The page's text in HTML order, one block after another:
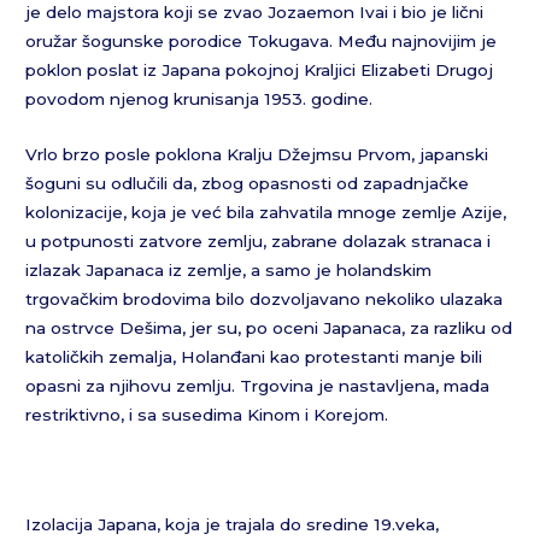
je delo majstora koji se zvao Jozaemon Ivai i bio je lični
oružar šogunske porodice Tokugava. Među najnovijim je
poklon poslat iz Japana pokojnoj Kraljici Elizabeti Drugoj
povodom njenog krunisanja 1953. godine.
Vrlo brzo posle poklona Kralju Džejmsu Prvom, japanski
šoguni su odlučili da, zbog opasnosti od zapadnjačke
kolonizacije, koja je već bila zahvatila mnoge zemlje Azije,
u potpunosti zatvore zemlju, zabrane dolazak stranaca i
izlazak Japanaca iz zemlje, a samo je holandskim
trgovačkim brodovima bilo dozvoljavano nekoliko ulazaka
na ostrvce Dešima, jer su, po oceni Japanaca, za razliku od
katoličkih zemalja, Holanđani kao protestanti manje bili
opasni za njihovu zemlju. Trgovina je nastavljena, mada
restriktivno, i sa susedima Kinom i Korejom.
Izolacija Japana, koja je trajala do sredine 19.veka,